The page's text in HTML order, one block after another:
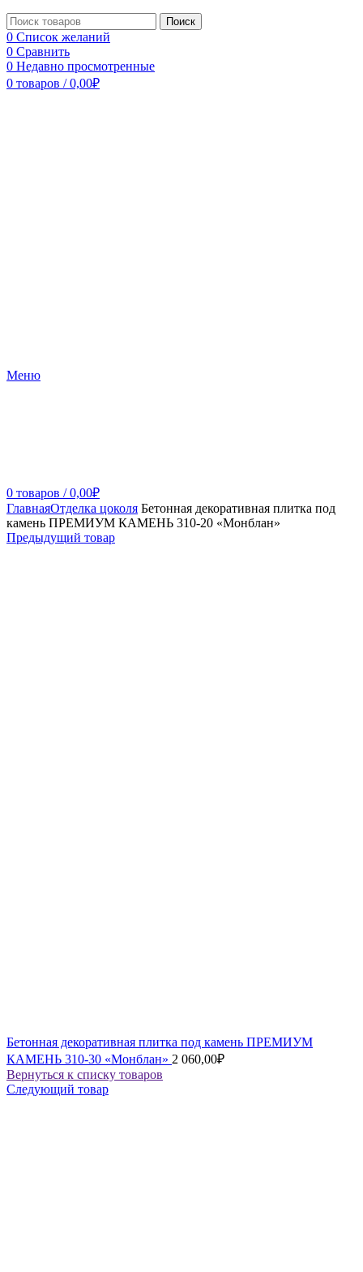
Поиск
0 Список желаний
0 Сравнить
0 Недавно просмотренные
0 товаров / 0,00₽
Меню
0 товаров / 0,00₽
ГлавнаяОтделка цоколя Бетонная декоративная плитка под
камень ПРЕМИУМ КАМЕНЬ 310-20 «Монблан»
Предыдущий товар
Бетонная декоративная плитка под камень ПРЕМИУМ
КАМЕНЬ 310-30 «Монблан» 2 060,00₽
Вернуться к списку товаров
Следующий товар